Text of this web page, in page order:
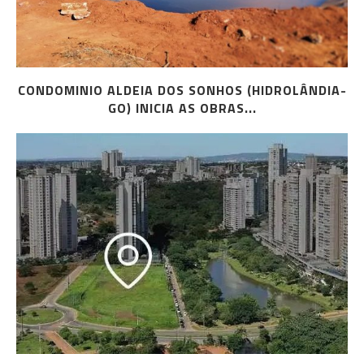
CONDOMINIO ALDEIA DOS SONHOS (HIDROLÂNDIA-
GO) INICIA AS OBRAS...